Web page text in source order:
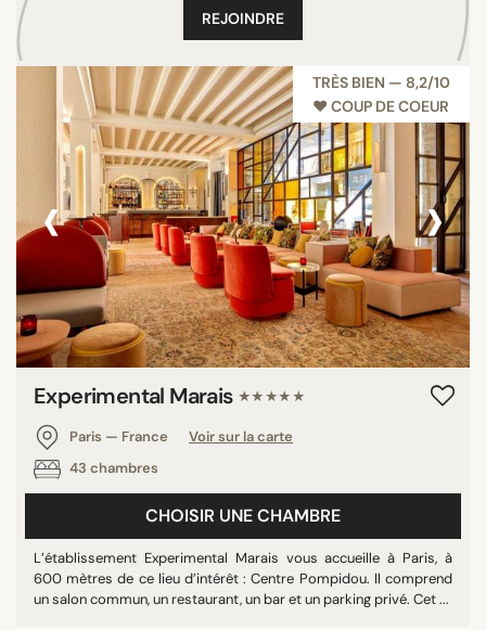
REJOINDRE
TRÈS BIEN — 8,2/10
♥︎ COUP DE COEUR
‹ ›
Experimental Marais ★★★★★
Paris — France
Voir sur la carte
43 chambres
CHOISIR UNE CHAMBRE
L’établissement Experimental Marais vous accueille à Paris, à
600 mètres de ce lieu d’intérêt : Centre Pompidou. Il comprend
un salon commun, un restaurant, un bar et un parking privé. Cet ...